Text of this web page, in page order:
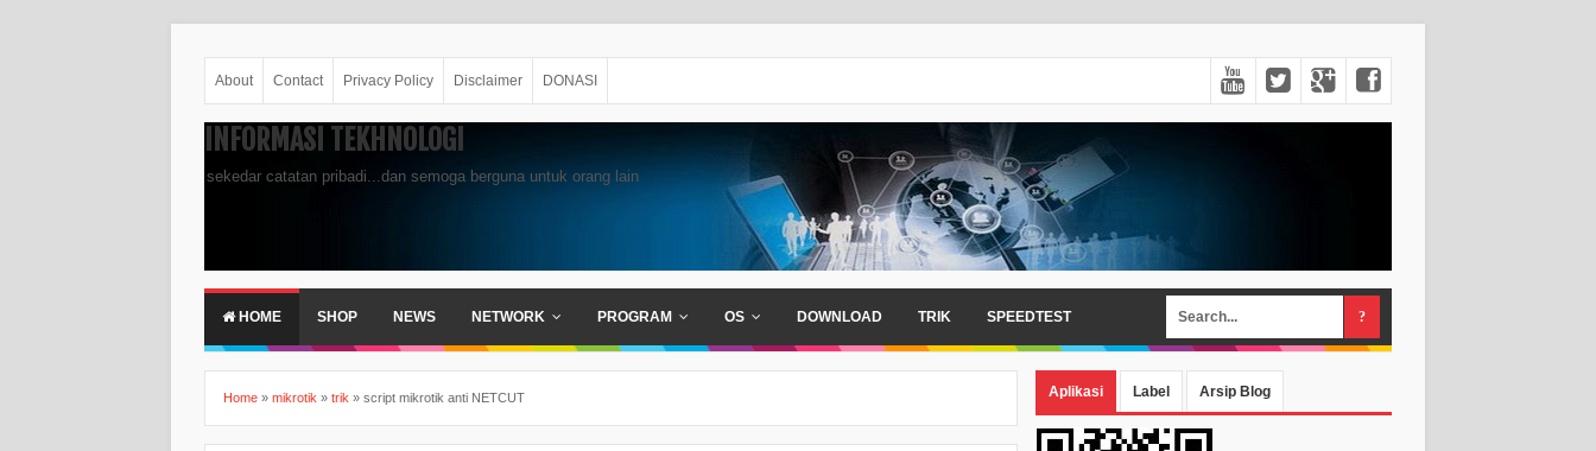
About Contact Privacy Policy Disclaimer DONASI
INFORMASI TEKHNOLOGI
sekedar catatan pribadi...dan semoga berguna untuk orang lain
HOME SHOP NEWS NETWORK PROGRAM OS DOWNLOAD TRIK SPEEDTEST
Home » mikrotik » trik » script mikrotik anti NETCUT Aplikasi Label Arsip Blog